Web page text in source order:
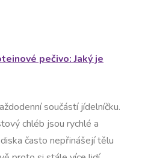
pečivo: Jaký je
součástí jídelníčku.
chléb jsou rychlé a
často nepřinášejí tělu